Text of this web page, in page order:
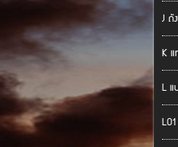
J ถั
K
L แ